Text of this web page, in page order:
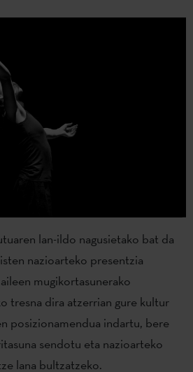
lan-ildo nagusietako bat da
nazioarteko presentzia
mugikortasunerako
tresna dira atzerrian gure kultur
posizionamendua indartu, bere
sendotu eta nazioarteko
lana bultzatzeko.